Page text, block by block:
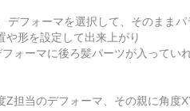
デフォーマを選択して、そのまま
や形を設定して出来上がり
ォーマに後ろ髪パーツが入ってい
Z担当のデフォーマ、その親に角度